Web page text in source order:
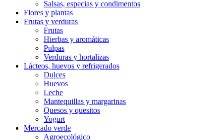
Salsas, especias y condimentos
Flores y plantas
Frutas y verduras
Frutas
Hierbas y aromáticas
Pulpas
Verduras y hortalizas
Lácteos, huevos y refrigerados
Dulces
Huevos
Leche
Mantequillas y margarinas
Quesos y quesitos
Yogurt
Mercado verde
Agroecológico